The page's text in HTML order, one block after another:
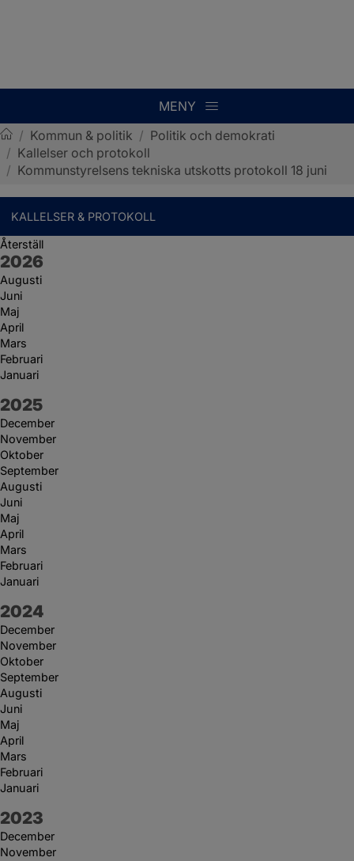
MENY
Sotenäs kommun
/ Kommun & politik / Politik och demokrati
/ Kallelser och protokoll
/ Kommunstyrelsens tekniska utskotts protokoll 18 juni
KALLELSER & PROTOKOLL
Återställ
År:
2026
Augusti
Juni
Maj
April
Mars
Februari
Januari
År:
2025
December
November
Oktober
September
Augusti
Juni
Maj
April
Mars
Februari
Januari
År:
2024
December
November
Oktober
September
Augusti
Juni
Maj
April
Mars
Februari
Januari
År:
2023
December
November